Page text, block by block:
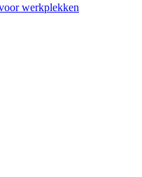
werkplekken